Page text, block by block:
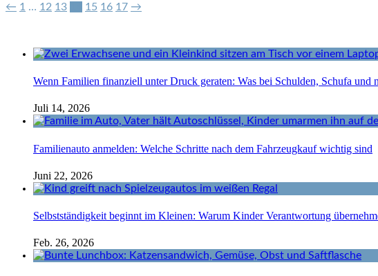
← 1 … 12 13 15 16 17 →
Wenn Familien finanziell unter Druck geraten: Was bei Schulden, Schufa und
Juli 14, 2026
Familienauto anmelden: Welche Schritte nach dem Fahrzeugkauf wichtig sind
Juni 22, 2026
Selbstständigkeit beginnt im Kleinen: Warum Kinder Verantwortung
Feb. 26, 2026